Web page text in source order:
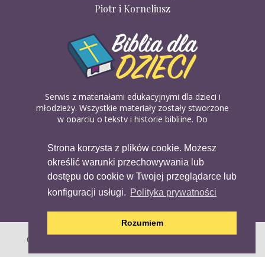
Strona korzysta z plików cookie. Możesz
określić warunki przechowywania lub
dostępu do cookie w Twojej przeglądarce lub
konfiguracji usługi. Polityka prywatności
Rozumiem
Piotr i Korneliusz
Serwis z materiałami edukacyjnymi dla dzieci i
młodzieży. Wszystkie materiały zostały stworzone
w oparciu o teksty i historie biblijne. Do
biblijnych. Można je pobierać, drukować i
udostępniać bez żadnych opłat. Materiałów
dostępnych na serwisie nie można wykorzystywać
w celach komercyjnych.
Copyright (c) 2020 Copyright Holder All Rights Reserved.